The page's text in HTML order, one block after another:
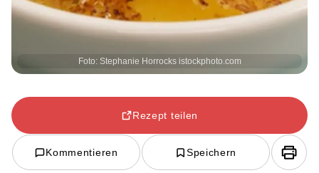
Foto: Stephanie Horrocks istockphoto.com
Rezept teilen
Kommentieren Speichern